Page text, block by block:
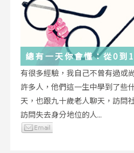
總有一天你會懂：從0到
的人生大事，都在這些
有很多經驗，我自己不曾有過或
許多人，他們這一生中學到了些
天，也跟九十歲老人聊天，訪問
訪問失去身分地位的人...